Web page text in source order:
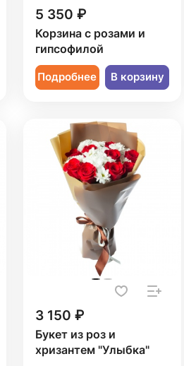
5 350 ₽
Корзина с розами и
гипсофилой
Подробнее В корзину
3 150 ₽
Букет из роз и
хризантем "Улыбка"